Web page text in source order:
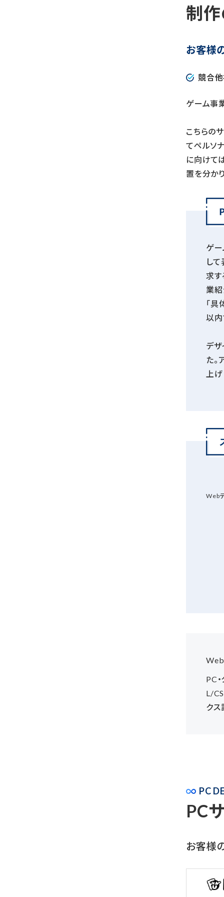
制作
お客様
競合他
ゲーム事
こちらの
てペルソ
に向けて
置を分か
ゲー
し
求す
業
「
以内
デザ
た。
上
Web
PC
L/
クス
PC
PC
お客様